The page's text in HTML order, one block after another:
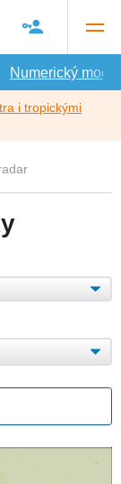
Numerický model
i tropickými